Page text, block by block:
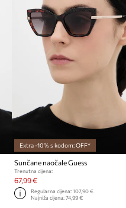
Extra -10% s kodom: OFF*
Sunčane naočale Guess
Trenutna cijena:
67,99 €
Regularna cijena: 107,90 €
Najniža cijena: 74,99 €